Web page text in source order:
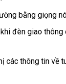
bằng giọng
đèn giao thông
các thông tin về